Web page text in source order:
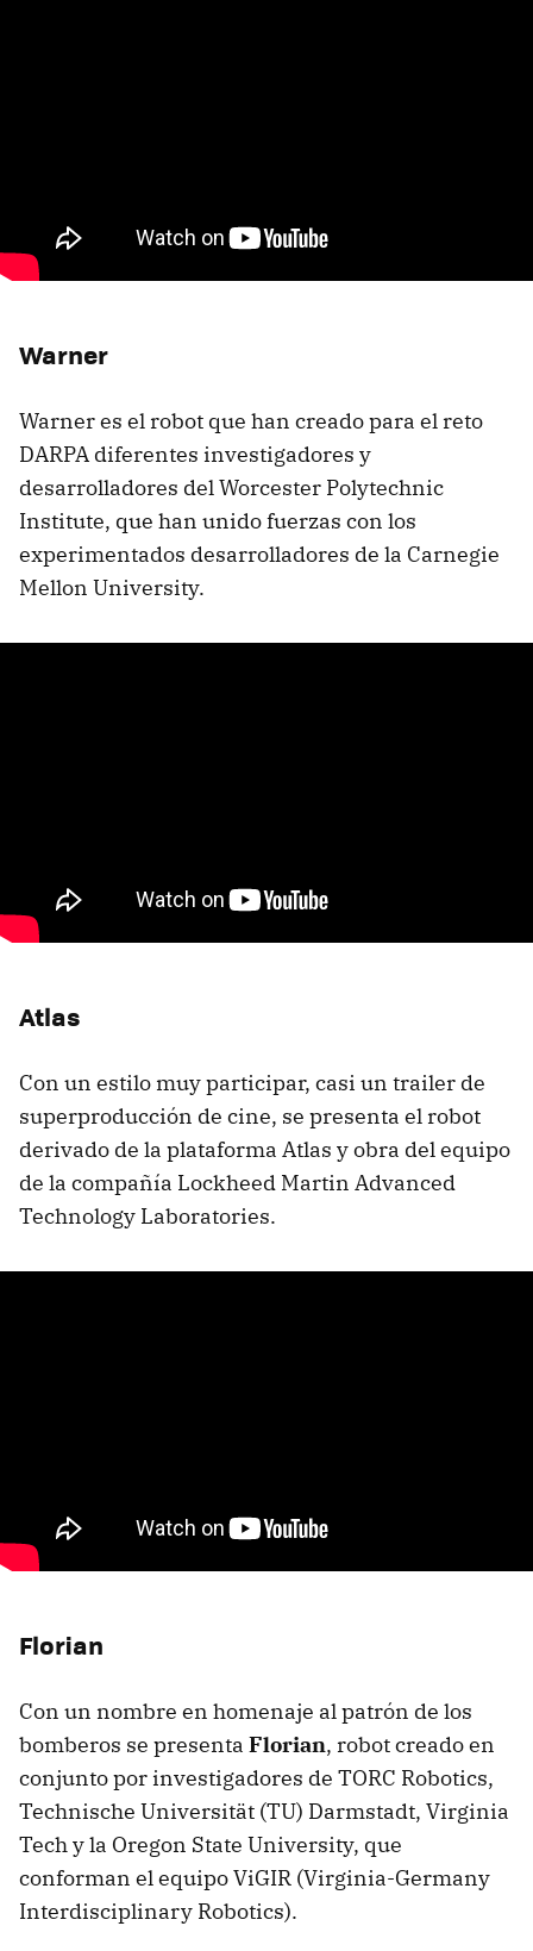
Warner
Warner es el robot que han creado para el reto
DARPA diferentes investigadores y
desarrolladores del Worcester Polytechnic
Institute, que han unido fuerzas con los
experimentados desarrolladores de la Carnegie
Mellon University.
Atlas
Con un estilo muy participar, casi un trailer de
superproducción de cine, se presenta el robot
derivado de la plataforma Atlas y obra del equipo
de la compañía Lockheed Martin Advanced
Technology Laboratories.
Florian
Con un nombre en homenaje al patrón de los
bomberos se presenta Florian, robot creado en
conjunto por investigadores de TORC Robotics,
Technische Universität (TU) Darmstadt, Virginia
Tech y la Oregon State University, que
conforman el equipo ViGIR (Virginia-Germany
Interdisciplinary Robotics).